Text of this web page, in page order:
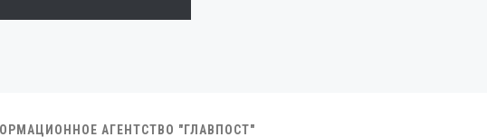
АГЕНТСТВО "ГЛАВПОСТ"